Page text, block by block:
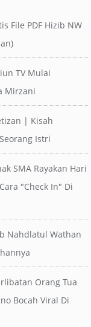
File PDF Hizib NW
TV Mulai
Mirzani
| Kisah
Istri
SMA Rayakan Hari
"Check In" Di
Nahdlatul Wathan
Orang Tua
Bocah Viral Di